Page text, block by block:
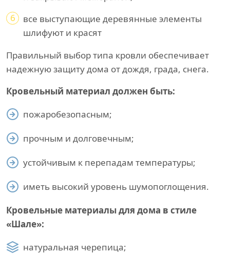
6
все выступающие деревянные элементы
шлифуют и красят
Правильный выбор типа кровли обеспечивает
надежную защиту дома от дождя, града, снега.
Кровельный материал должен быть:
пожаробезопасным;
прочным и долговечным;
устойчивым к перепадам температуры;
иметь высокий уровень шумопоглощения.
Кровельные материалы для дома в стиле
«Шале»:
натуральная черепица;